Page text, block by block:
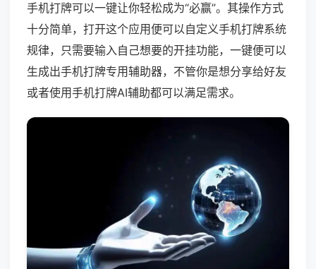
手机打牌可以一键让你轻松成为“必赢”。其操作方式
十分简单，打开这个应用便可以自定义手机打牌系统
规律，只需要输入自己想要的开挂功能，一键便可以
生成出手机打牌专用辅助器，不管你是想分享给好友
或者使用手机打牌AI辅助都可以满足需求。